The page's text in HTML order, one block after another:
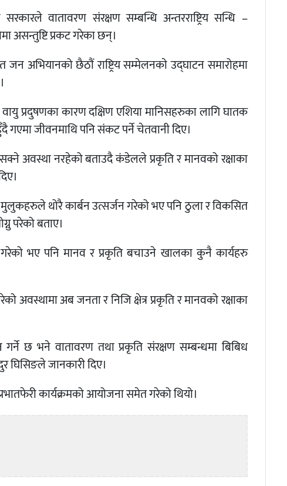
वातावरण संरक्षण सम्बन्धि अन्तरराष्ट्रिय सन्धि –
असन्तुष्टि प्रकट गरेका छन्।
जन अभियानको छैठौं राष्ट्रिय सम्मेलनकाे उद्घाटन समारोहमा
प्रदुषणका कारण दक्षिण एशिया मानिसहरुका लागि घातक
जीवनमाथि पनि संकट पर्ने चेतवानी दिए।
सक्ने अवस्था नरहेको बताउदै कंडेलले प्रकृति र मानवको रक्षाका
थोरै कार्बन उत्सर्जन गरेको भए पनि ठुला र विकसित
परेको बताए।
भए पनि मानव र प्रकृति बचाउने खालका कुनै कार्यहरु
अब जनता र निजि क्षेत्र प्रकृति र मानवको रक्षाका
छ भने वातावरण तथा प्रकृति संरक्षण सम्बन्धमा बिबिध
घिसिङले जानकारी दिए।
कार्यक्रमको आयोजना समेत गरेको थियो।